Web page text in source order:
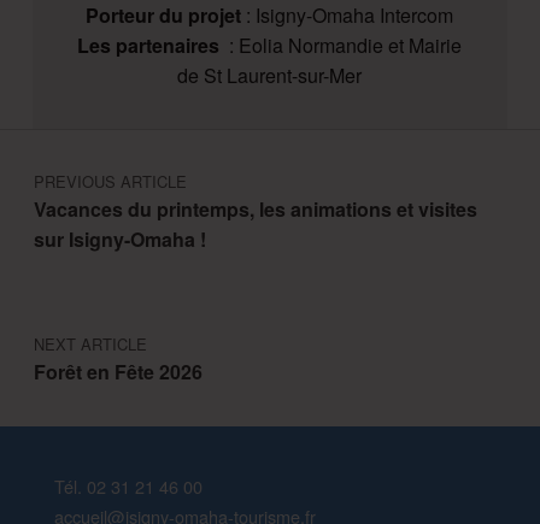
Porteur du projet : Isigny-Omaha Intercom
Les partenaires : Eolia Normandie et Mairie
de St Laurent-sur-Mer
PREVIOUS ARTICLE
Vacances du printemps, les animations et visites
sur Isigny-Omaha !
NEXT ARTICLE
Forêt en Fête 2026
Tél. 02 31 21 46 00
accueil@isigny-omaha-tourisme.fr